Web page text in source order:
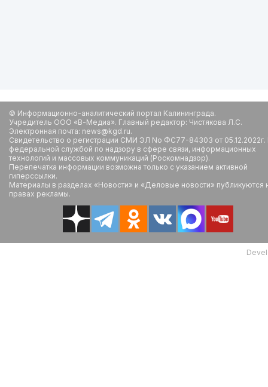
© Информационно-аналитический портал Калининграда.
Учредитель ООО «В-Медиа». Главный редактор: Чистякова Л.С.
Электронная почта: news@kgd.ru.
Свидетельство о регистрации СМИ ЭЛ No ФС77-84303 от
федеральной службой по надзору в сфере связи, информационных
технологий и массовых коммуникаций (Роскомнадзор).
Перепечатка информации возможна только с указанием активной
гиперссылки.
Материалы в разделах «Новости» и «Деловые новости» публикуются
правах рекламы.